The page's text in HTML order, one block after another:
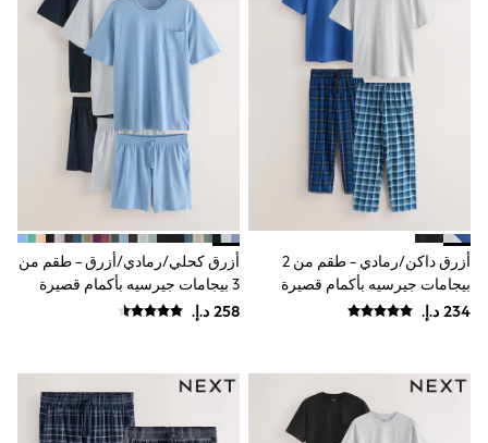
Boys' Holiday Shop
Sunset Styles
Occasionwear
Sets & Outfits
Linen Collection
Tops & T-Shirts
Shirts
Polo Shirts
Swimwear
Shorts
Sun Safe
Rash Vests
Sun Hats & Caps
Baby Summer Nightwear
Occasionwear
Dresses
Sets & Outfits
أزرق داكن/رمادي - طقم من 2
بيجامات جيرسيه بأكمام قصيرة
أزرق كحلي/رمادي/أزرق - طقم من
3 بيجامات جيرسيه بأكمام قصيرة